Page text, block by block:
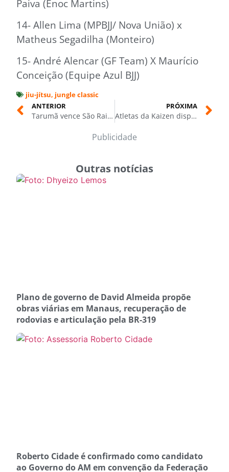
Paiva (Enoc Martins)
14- Allen Lima (MPBJJ/ Nova União) x
Matheus Segadilha (Monteiro)
15- André Alencar (GF Team) X Maurício
Conceição (Equipe Azul BJJ)
jiu-jítsu, jungle classic
ANTERIOR
Tarumã vence São Raimundo e conquista o Barezinho Delas Sub-20
PRÓXIMA
Atletas da Kaizen disputam 19ª Copa Minas de Judô neste fim de semana, em Belo Horizonte
Publicidade
Outras notícias
Plano de governo de David Almeida propõe
obras viárias em Manaus, recuperação de
rodovias e articulação pela BR-319
Roberto Cidade é confirmado como candidato
ao Governo do AM em convenção da Federação